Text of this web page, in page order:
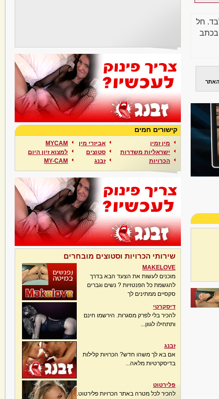
חל
בכתב
האתר
קישורים חמים
מין זמין
ישראליות משדרות
הכרויות
אביזרי מין
סטוצים
זבנג
MYCAM
למצוא זיון היום
MY-CAM
שירותי הכרויות וסטוצים מובחרים
MAKELOVE
מוכנים לעשות את הצעד הבא בדרך
להגשמת כל הפנטזיות ? נשים וגברים
סקסיים ממתינים לך
דיסקרטי
להכיר בלי לפרק מסגרות. הירשמו חינם
ותתחילו לגוון...
זבנג
אם בא לך משהו חדש? הכרויות קלילות
בדיסקרטיות מלאה...
פלירטוט
להכיר לכל מטרה באתר הכרויות פלירטוט.